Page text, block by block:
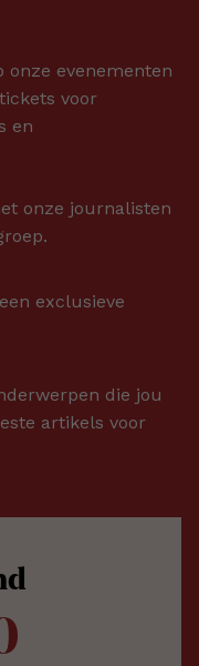
evenementen
voor
en
onze journalisten
exclusieve
die jou
artikels voor